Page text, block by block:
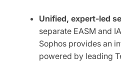
Unified, expert-led
separate EASM and
Sophos provides an
powered by leading